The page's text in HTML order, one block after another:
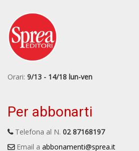
Orari: 9/13 - 14/18 lun-ven
Per abbonarti
Telefona al N. 02 87168197
Email a abbonamenti@sprea.it